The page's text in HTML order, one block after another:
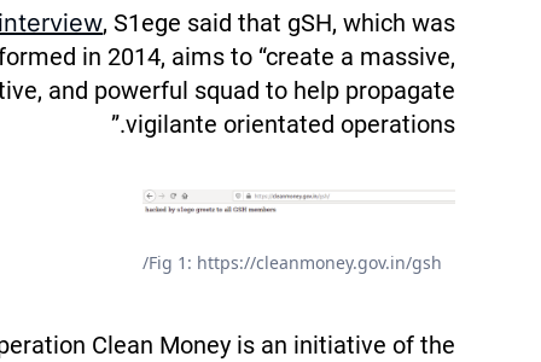
, S1ege said that gSH, which was
in 2014, aims to “create a massive,
and powerful squad to help propagate
vigilante orientated operations.”
Fig 1: https://cleanmoney.gov.in/gsh/
Clean Money is an initiative of the